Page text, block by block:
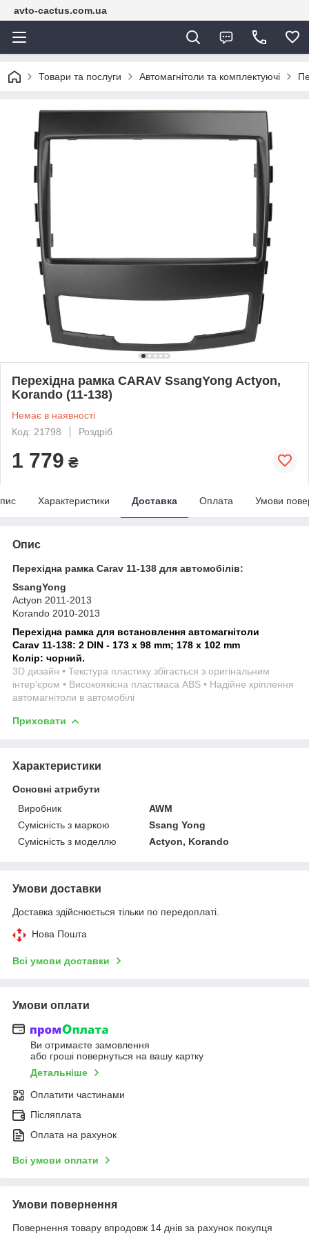
avto-cactus.com.ua
Товари та послуги Автомагнітоли та комплектуючі
Перехідна рамка CARAV SsangYong Actyon,
Korando (11-138)
Немає в наявності
Код: 21798
Роздріб
1 779 ₴
Характеристики Доставка Оплата Умови
Опис
Перехідна рамка Carav 11-138 для автомобілів:
SsangYong
Actyon 2011-2013
Korando 2010-2013
Перехідна рамка для встановлення автомагнітоли
Carav 11-138: 2 DIN - 173 x 98 mm; 178 x 102 mm
Колір: чорний.
3D дизайн • Текстура пластику збігається з оригінальним
інтер'єром • Високоякісна пластмаса ABS • Надійне кріплення
автомагнітоли в автомобілі
Приховати
Характеристики
Основні атрибути
Виробник
AWM
Сумісність з маркою
Ssang Yong
Сумісність з моделлю
Actyon, Korando
Умови доставки
Доставка здійснюється тільки по передоплаті.
Нова Пошта
Всі умови доставки
Умови оплати
Ви отримаєте замовлення
або гроші повернуться на вашу картку
Детальніше
Оплатити частинами
Післяплата
Оплата на рахунок
Всі умови оплати
Умови повернення
Повернення товару впродовж 14 днів за рахунок покупця